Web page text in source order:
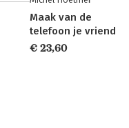
Maak van de
telefoon je vriend
€ 23,60